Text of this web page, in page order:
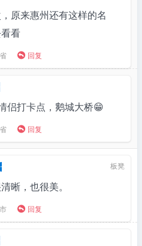
原来惠州还有这样的名
看
 回复
侣打卡点，鹅城大桥😁
 回复
板凳
晰，也很美。
 回复